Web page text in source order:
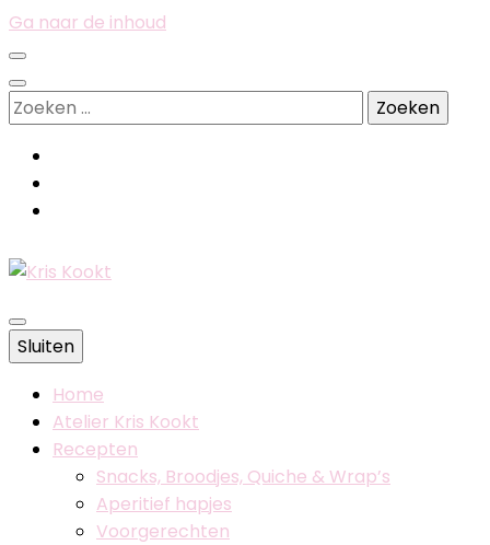
Ga naar de inhoud
Zoeken
naar:
Kris Kookt
Belgische foodblog
Sluiten
Home
Atelier Kris Kookt
Recepten
Snacks, Broodjes, Quiche & Wrap’s
Aperitief hapjes
Voorgerechten